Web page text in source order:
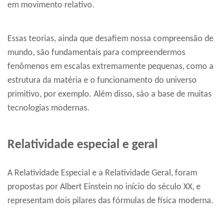
em movimento relativo.
Essas teorias, ainda que desafiem nossa compreensão de
mundo, são fundamentais para compreendermos
fenômenos em escalas extremamente pequenas, como a
estrutura da matéria e o funcionamento do universo
primitivo, por exemplo. Além disso, são a base de muitas
tecnologias modernas.
Relatividade especial e geral
A Relatividade Especial e a Relatividade Geral, foram
propostas por Albert Einstein no início do século XX, e
representam dois pilares das fórmulas de física moderna.